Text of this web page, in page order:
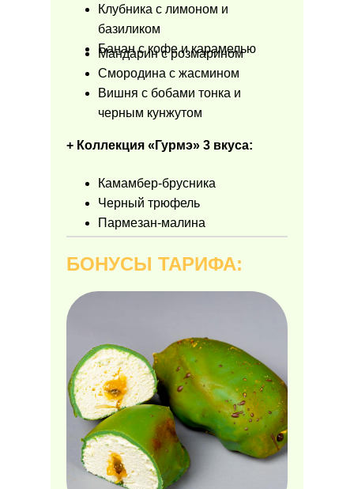
БОНУСЫ ТАРИФА:
+ Коллекция «Гурмэ» 3 вкуса:
Камамбер-брусника
Черный трюфель
Пармезан-малина
Клубника с лимоном и
базиликом
Банан с кофе и карамелью
Мандарин с розмарином
Смородина с жасмином
Вишня с бобами тонка и
черным кунжутом